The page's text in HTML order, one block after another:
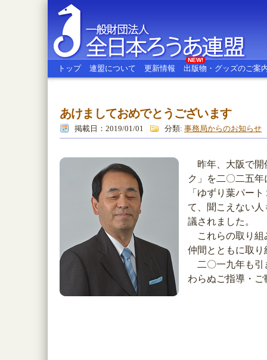
全日本ろうあ連盟
トップ 連盟について 更新情報 出版物・グッズのご案
NEW!
あけましておめでとうございます
掲載日：2019/01/01 分類: 事務局からのお知らせ
昨年、大阪で開
ク」を二〇二五
「ゆずり葉パー
て、聞こえない
議されました。
これらの取り組
仲間とともに取
二〇一九年も引
わらぬご指導・